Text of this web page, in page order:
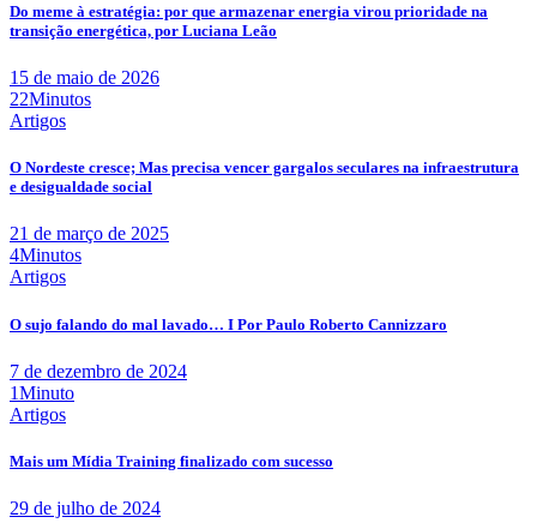
Do meme à estratégia: por que armazenar energia virou prioridade na
transição energética, por Luciana Leão
15 de maio de 2026
22Minutos
Artigos
O Nordeste cresce; Mas precisa vencer gargalos seculares na infraestrutura
e desigualdade social
21 de março de 2025
4Minutos
Artigos
O sujo falando do mal lavado… I Por Paulo Roberto Cannizzaro
7 de dezembro de 2024
1Minuto
Artigos
Mais um Mídia Training finalizado com sucesso
29 de julho de 2024